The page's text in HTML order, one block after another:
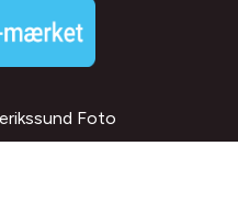
Foto